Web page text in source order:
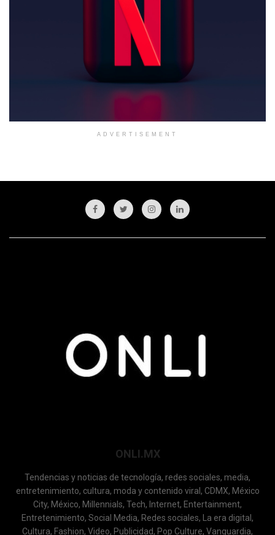
ADVERTISEMENT
ONLI.MX
Tendencias y noticias de tecnología, redes sociales, media,
entretenimiento, cultura, moda y contenido viral, CDMX, México
City, México, Millennials, Tech, Internet, Entertainment,
Entretenimiento, Social Media, Redes sociales, La era digital,
Cultura, Fashion, Video, Publicidad, Pop Culture, Vanguardia,